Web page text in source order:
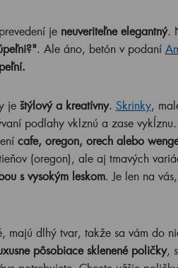
jeneuveriteľne elegantný.
. Ale áno, betón v podaní
je štýlový a kreatívny. Skrinky,
podlahy vklznú a zase vykĺznu.
cafe, oregon, orech alebo
(oregon), ale aj tmavých
s vysokým leskom. Je len na
majú dlhý tvar, takže sa vám do
pôsobiace sklenené poličky,